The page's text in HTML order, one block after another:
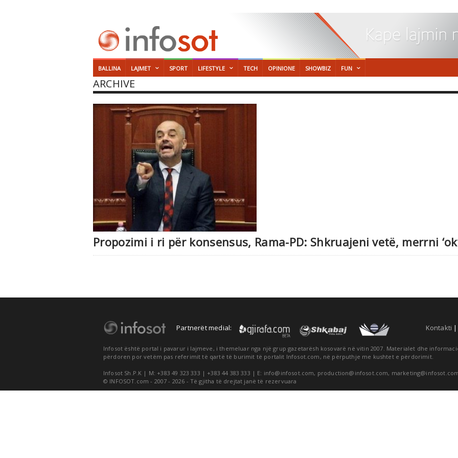
BALLINA LAJMET SPORT LIFESTYLE TECH OPINIONE SHOWBIZ FUN
ARCHIVE
Propozimi i ri për konsensus, Rama-PD: Shkruajeni vetë, merrni
Partnerët medial: Kontakti
Infosot është portal i pavarur i lajmeve, i themeluar nga një grup gazetarësh kosovarë në vitin 2007. Materialet dhe
përdoren por vetëm pas referimit të qartë të burimit të portalit Infosot.com, në përputhje me kushtet e përdorimit.
Infosot Sh.P.K | M: +383 49 323 333 | +383 44 383 333 | E: info@infosot.com, production@infosot.com,
© INFOSOT.com - 2007 - 2026 - Të gjitha të drejtat janë të rezervuara